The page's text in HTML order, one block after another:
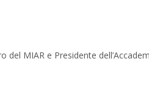
MIAR e Presidente